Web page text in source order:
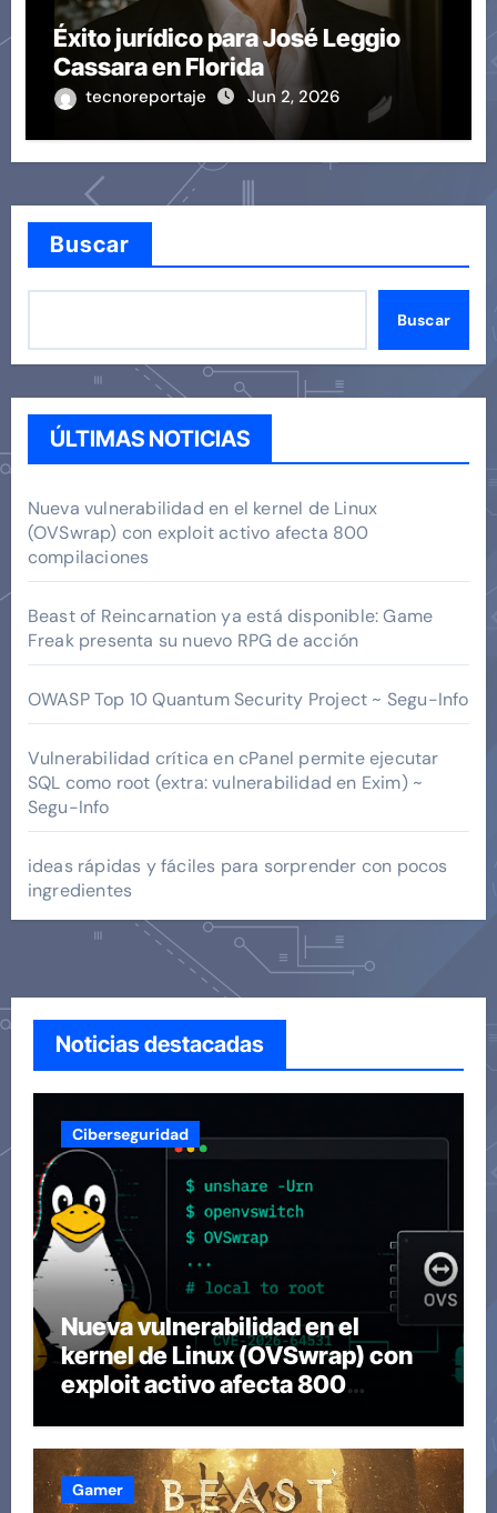
Éxito jurídico para José Leggio
Cassara en Florida
tecnoreportaje Jun 2, 2026
Buscar
Buscar
ÚLTIMAS NOTICIAS
Nueva vulnerabilidad en el kernel de Linux
(OVSwrap) con exploit activo afecta 800
compilaciones
Beast of Reincarnation ya está disponible: Game
Freak presenta su nuevo RPG de acción
OWASP Top 10 Quantum Security Project ~ Segu-Info
Vulnerabilidad crítica en cPanel permite ejecutar
SQL como root (extra: vulnerabilidad en Exim) ~
Segu-Info
ideas rápidas y fáciles para sorprender con pocos
ingredientes
Noticias destacadas
Ciberseguridad
Nueva vulnerabilidad en el
kernel de Linux (OVSwrap) con
exploit activo afecta 800
Gamer